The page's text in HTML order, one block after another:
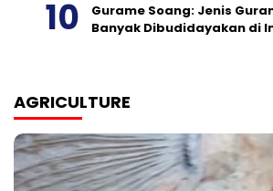
Gurame Soang: Jenis
Banyak Dibudidayakan di
AGRICULTURE